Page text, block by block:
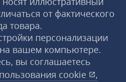
от фактического
товара.
персонализации
вашем компьютере.
вы соглашаетесь
cookie ,